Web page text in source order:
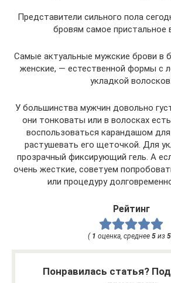
Представители сильного пола
бровям самое пристальное
Самые актуальные мужские брови в
женские, — естественной формы с
укладкой волосков.
У большинства мужчин довольно
они тонковаты или в волосках
воспользоваться карандашом
растушевать его щеточкой. Для
прозрачный фиксирующий гель. А
очень жесткие, советуем
или процедуру
Рейтинг
( 1 оценка, среднее 5из 5
Понравилась статья?